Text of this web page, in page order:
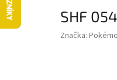
SHF
Značka: